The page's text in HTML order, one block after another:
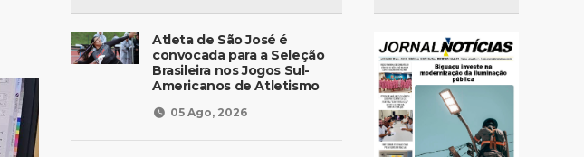
Atleta de São José é
convocada para a Seleção
Brasileira nos Jogos Sul-
Americanos de Atletismo
05 Ago, 2026